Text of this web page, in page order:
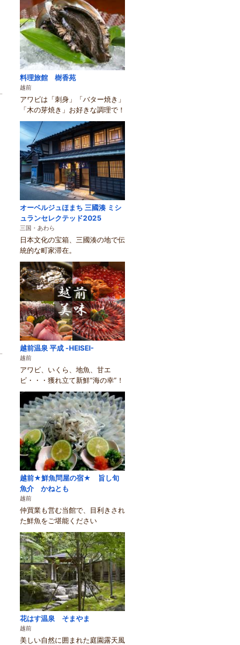
料理旅館 樹香苑
越前
アワビは「刺身」「バター焼き」
「木の芽焼き」お好きな調理で！
オーベルジュほまち 三國湊 ミシ
ュランセレクテッド2025
三国・あわら
日本文化の宝箱、三國湊の地で伝
統的な町家滞在。
越前温泉 平成 -HEISEI-
越前
アワビ、いくら、地魚、甘エ
ビ・・・獲れ立て新鮮“海の幸”！
越前★鮮魚問屋の宿★ 旨し旬
魚介 かねとも
越前
仲買業も営む当館で、目利きされ
た鮮魚をご堪能ください
花はす温泉 そまやま
越前
美しい自然に囲まれた庭園露天風